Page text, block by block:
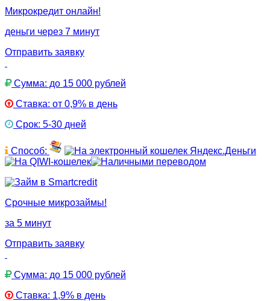
Микрокредит онлайн!
деньги через 7 минут
Отправить заявку
Сумма: до 15 000 рублей
Ставка: от 0,9% в день
Срок: 5-30 дней
Способ:
Срочные микрозаймы!
за 5 минут
Отправить заявку
Сумма: до 15 000 рублей
Ставка: 1,9% в день